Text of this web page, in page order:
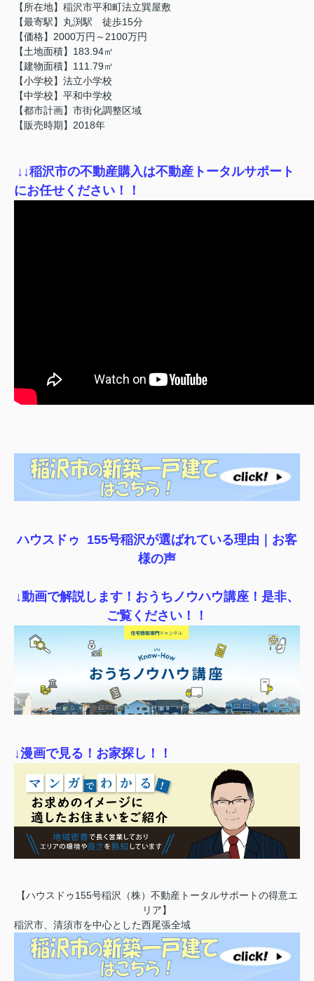
【所在地】稲沢市平和町法立巽屋敷
【最寄駅】丸渕駅 徒歩15分
【価格】2000万円～2100万円
【土地面積】183.94㎡
【建物面積】111.79㎡
【小学校】法立小学校
【中学校】平和中学校
【都市計画】市街化調整区域
【販売時期】2018年
↓ ↓稲沢市の不動産購入は不動産トータルサポート
にお任せください！！
ハウスドゥ 155号稲沢が選ばれている理由｜ お客
様の声
↓動画で解説します！おうちノウハウ講座！是非、
ご覧ください！！
↓漫画で見る！お家探し！！
【ハウスドゥ155号稲沢（株）不動産トータルサポートの得意エ
リア】
稲沢市、清須市を中心とした西尾張全域